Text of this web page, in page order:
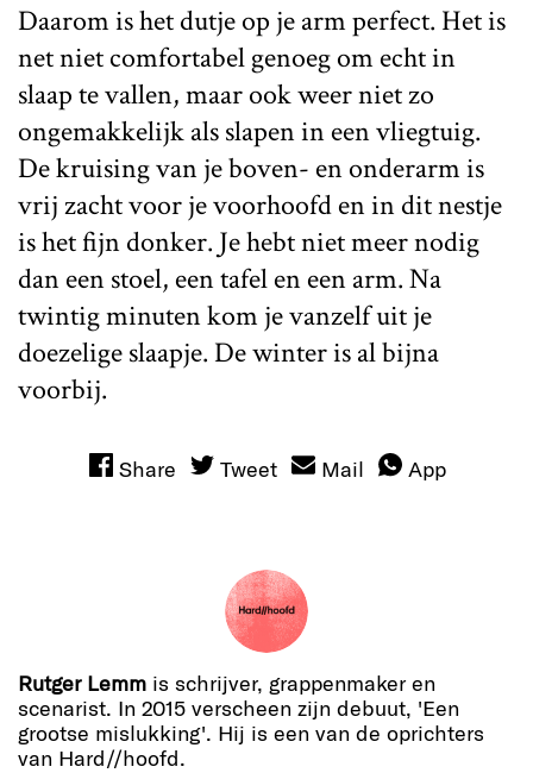
Daarom is het dutje op je arm perfect. Het is
net niet comfortabel genoeg om echt in
slaap te vallen, maar ook weer niet zo
ongemakkelijk als slapen in een vliegtuig.
De kruising van je boven- en onderarm is
vrij zacht voor je voorhoofd en in dit nestje
is het fijn donker. Je hebt niet meer nodig
dan een stoel, een tafel en een arm. Na
twintig minuten kom je vanzelf uit je
doezelige slaapje. De winter is al bijna
voorbij.
Share Tweet Mail App
Rutger Lemm is schrijver, grappenmaker en
scenarist. In 2015 verscheen zijn debuut, 'Een
grootse mislukking'. Hij is een van de oprichters
van Hard//hoofd.